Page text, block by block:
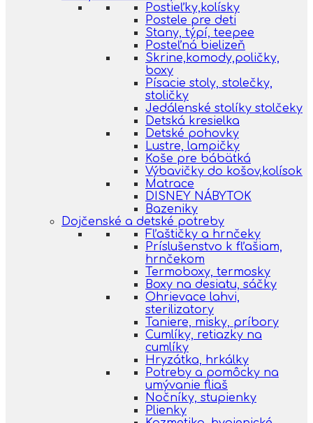
Postieľky,kolísky
Postele pre deti
Stany, týpí, teepee
Posteľná bielizeň
Skrine,komody,poličky,
boxy
Písacie stoly, stolečky,
stoličky
Jedálenské stolíky stolčeky
Detská kresielka
Detské pohovky
Lustre, lampičky
Koše pre bábätká
Výbavičky do košov,kolísok
Matrace
DISNEY NÁBYTOK
Bazeniky
Dojčenské a detské potreby
Fľaštičky a hrnčeky
Príslušenstvo k fľašiam,
hrnčekom
Termoboxy, termosky
Boxy na desiatu, sáčky
Ohrievace lahvi,
sterilizatory
Taniere, misky, príbory
Cumlíky, retiazky na
cumlíky
Hryzátka, hrkálky
Potreby a pomôcky na
umývanie fliaš
Nočníky, stupienky
Plienky